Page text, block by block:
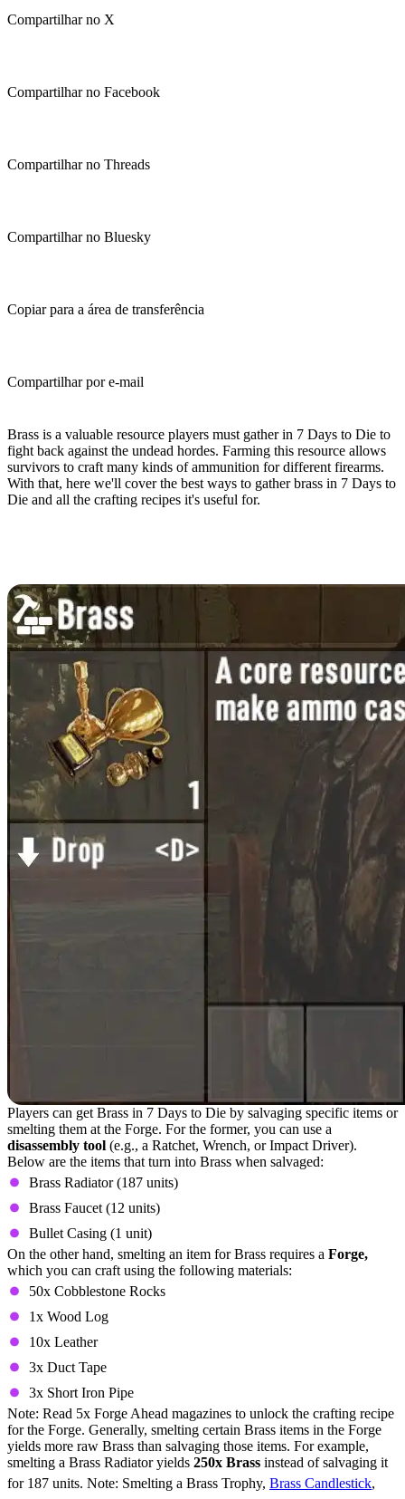
Compartilhar no X
Compartilhar no Facebook
Compartilhar no Threads
Compartilhar no Bluesky
Copiar para a área de transferência
Compartilhar por e-mail
Brass is a valuable resource players must gather in 7 Days to Die to
fight back against the undead hordes. Farming this resource allows
survivors to craft many kinds of ammunition for different firearms.
With that, here we'll cover the best ways to gather brass in 7 Days to
Die and all the crafting recipes it's useful for.
Players can get Brass in 7 Days to Die by salvaging specific items or
smelting them at the Forge. For the former, you can use a
disassembly tool (e.g., a Ratchet, Wrench, or Impact Driver).
Below are the items that turn into Brass when salvaged:
Brass Radiator (187 units)
Brass Faucet (12 units)
Bullet Casing (1 unit)
On the other hand, smelting an item for Brass requires a Forge,
which you can craft using the following materials:
50x Cobblestone Rocks
1x Wood Log
10x Leather
3x Duct Tape
3x Short Iron Pipe
Note: Read 5x Forge Ahead magazines to unlock the crafting recipe
for the Forge. Generally, smelting certain Brass items in the Forge
yields more raw Brass than salvaging those items. For example,
smelting a Brass Radiator yields 250x Brass instead of salvaging it
for 187 units. Note: Smelting a Brass Trophy, Brass Candlestick,